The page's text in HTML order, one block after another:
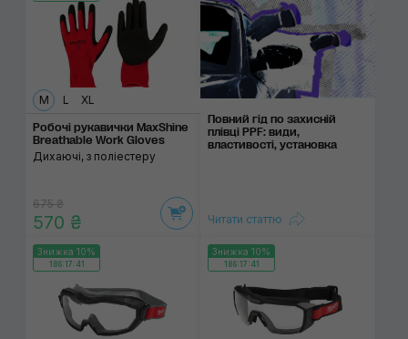
M L XL
Робочі рукавички MaxShine
Breathable Work Gloves
Дихаючі, з поліестеру
675 ₴
570 ₴
Повний гід по захисній
плівці PPF: види,
властивості, установка
Читати статтю
Знижка 10%
186:17:41
Знижка 10%
186:17:41